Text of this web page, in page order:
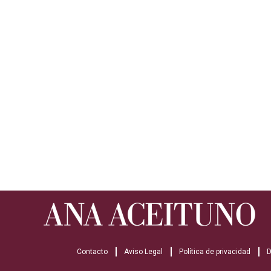
Contacto Aviso Legal Política de privacidad